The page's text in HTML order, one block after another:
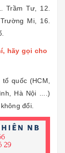
Trầm Tư, 12.
Mi, 16.
hãy gọi cho
quốc (HCM,
Hà Nội ....)
đổi.